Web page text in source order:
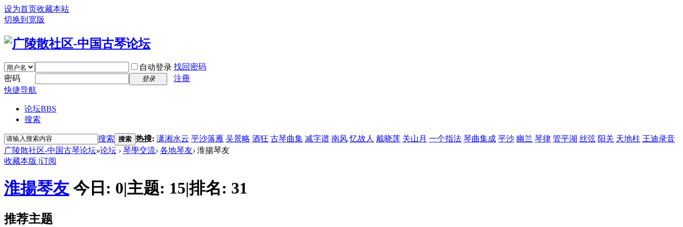
设为首页收藏本站
切换到宽版
自动登录 找回密码
密码
登录
注冊
快捷导航
论坛BBS
搜索
搜索 搜索 热搜: 潇湘水云 平沙落雁 吴景略 酒狂 古琴曲集 减字谱 南风 忆故人 戴晓莲 关山月 一个指法 琴曲集成 平沙 幽兰 琴律 管平湖 丝弦 阳关 天地柱 王迪录音
广陵散社区-中国古琴论坛»论坛 › 琴學交流› 各地琴友› 淮揚琴友
收藏本版 |订阅
淮揚琴友 今日: 0|主题: 15|排名: 31
推荐主题